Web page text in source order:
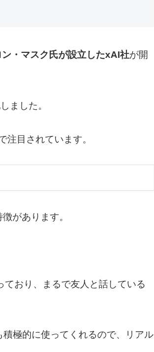
ン・マスク氏が設立したxAI社が開
ました。
目されています。
があります。
おり、まるで友人と話している
極的に使ってくれるので、リアル